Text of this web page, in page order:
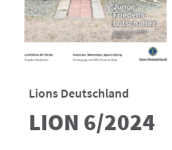
Lions Deutschland
LION 6/2024